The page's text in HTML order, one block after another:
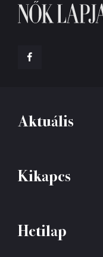
Aktuális
Kikapcs
Hetilap